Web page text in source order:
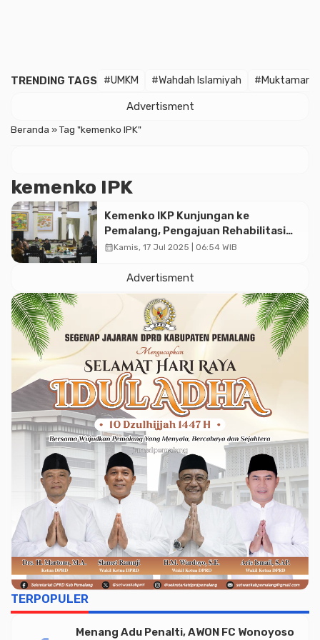
TRENDING TAGS #UMKM #Wahdah Islamiyah #Muktamar
Advertisment
Beranda »Tag "kemenko IPK"
kemenko IPK
Kemenko IKP Kunjungan ke
Pemalang, Pengajuan Rehabilitasi
Pipa Air Bersih Perumda Tirta Mulia
calendar_monthKamis, 17 Jul 2025 | 06:54 WIB
Advertisment
TERPOPULER
Menang Adu Penalti, AWON FC Wonoyoso